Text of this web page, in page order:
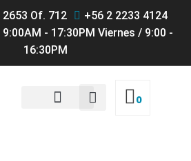
Of. 712
+56 2 2233 4124
- 17:30PM Viernes / 9:00 -
16:30PM
0